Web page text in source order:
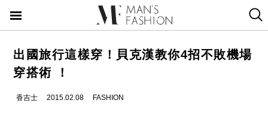
出國旅行這樣穿！貝克漢教你4招不敗機場
穿搭術 ！
香吉士 2015.02.08 FASHION